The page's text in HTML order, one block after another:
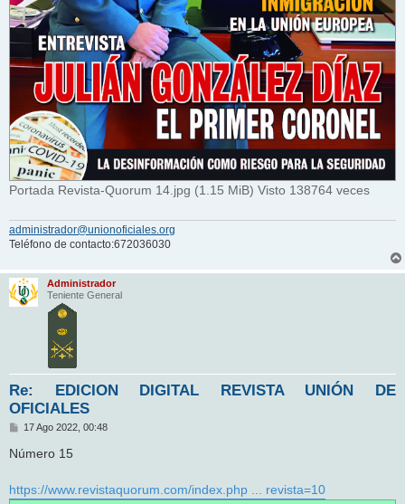
Portada Revista-Quorum 14.jpg (1.15 MiB) Visto 138764 veces
administrador@unionoficiales.org
Teléfono de contacto:672036030
Administrador
Teniente General
Re: EDICION DIGITAL REVISTA UNIÓN DE
OFICIALES
M
n
s
j
e
17 Ago 2022, 00:48
Número 15
https://www.revistaquorum.com/index.php ... revista=10